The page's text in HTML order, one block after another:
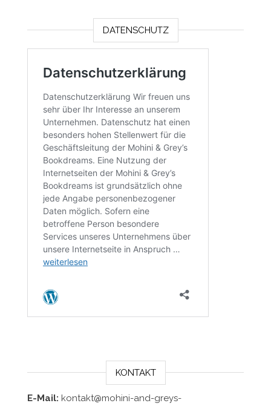
DATENSCHUTZ
KONTAKT
E-Mail: kontakt@mohini-and-greys-